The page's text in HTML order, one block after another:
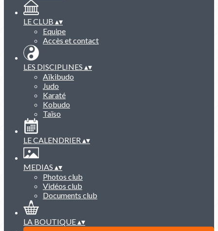
LE CLUB ▴▾
Equipe
Accès et contact
LES DISCIPLINES ▴▾
Aïkibudo
Judo
Karaté
Kobudo
Taïso
LE CALENDRIER▴▾
MEDIAS ▴▾
Photos club
Vidéos club
Documents club
LA BOUTIQUE▴▾